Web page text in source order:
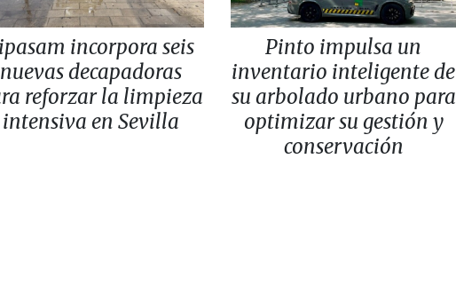
incorpora seis
nuevas decapadoras
reforzar la limpieza
intensiva en Sevilla
Pinto impulsa un
inventario inteligente de
su arbolado urbano para
optimizar su gestión y
conservación